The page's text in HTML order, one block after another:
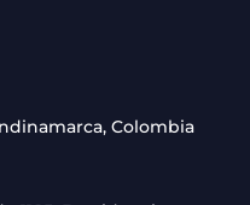
Colombia